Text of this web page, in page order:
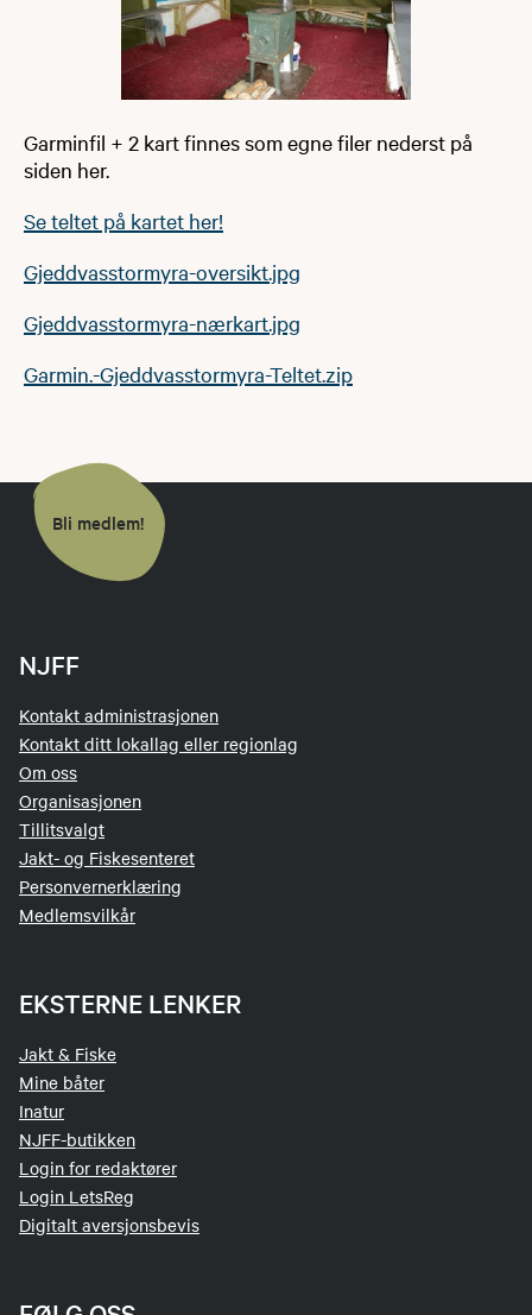
Garminfil + 2 kart finnes som egne filer nederst på
siden her.
Se teltet på kartet her!
Gjeddvasstormyra-oversikt.jpg
Gjeddvasstormyra-nærkart.jpg
Garmin.-Gjeddvasstormyra-Teltet.zip
Bli medlem!
NJFF
Kontakt administrasjonen
Kontakt ditt lokallag eller regionlag
Om oss
Organisasjonen
Tillitsvalgt
Jakt- og Fiskesenteret
Personvernerklæring
Medlemsvilkår
EKSTERNE LENKER
Jakt & Fiske
Mine båter
Inatur
NJFF-butikken
Login for redaktører
Login LetsReg
Digitalt aversjonsbevis